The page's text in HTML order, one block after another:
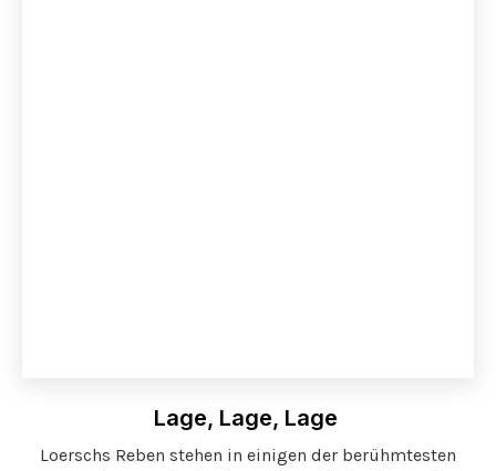
Lage, Lage, Lage
Loerschs Reben stehen in einigen der berühmtesten